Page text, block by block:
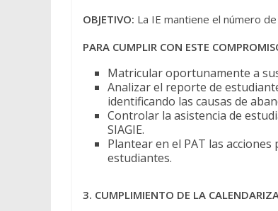
OBJETIVO: La IE mantiene el número
PARA CUMPLIR CON ESTE
Matricular oportunamente a
Analizar el reporte de
identificando las causas de
Controlar la asistencia de
SIAGIE.
Plantear en el PAT las
estudiantes.
3. CUMPLIMIENTO DE LA